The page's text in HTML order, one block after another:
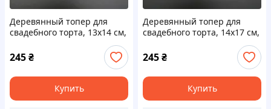
Деревянный топер для
свадебного торта, 13х14 см,
Артикул TPR-002
245₴
Купить
Деревянный топер для
свадебного торта, 14х17 см,
Артикул TPR-024
245₴
Купить